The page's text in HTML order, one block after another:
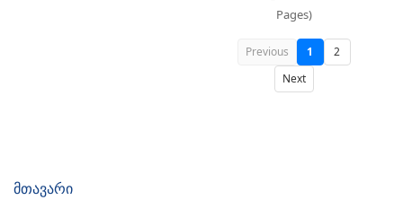
მთავარი
Pages)
Previous 1
2
Next